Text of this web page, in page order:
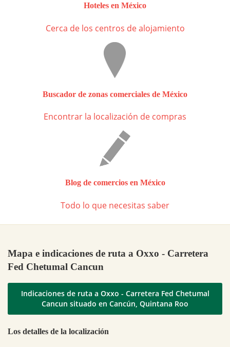
Hoteles en México
Cerca de los centros de alojamiento
Buscador de zonas comerciales de México
Encontrar la localización de compras
Blog de comercios en México
Todo lo que necesitas saber
Mapa e indicaciones de ruta a Oxxo - Carretera
Fed Chetumal Cancun
Indicaciones de ruta a Oxxo - Carretera Fed Chetumal
Cancun situado en Cancún, Quintana Roo
Los detalles de la localización